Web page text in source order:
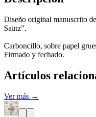
Diseño original manuscrito
Sainz".
Carboncillo, sobre papel
Firmado y fechado.
Artículos
Ver más →